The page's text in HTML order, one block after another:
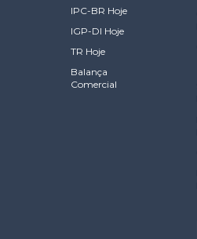
IPC-BR Hoje
IGP-DI Hoje
TR Hoje
Balança
Comercial